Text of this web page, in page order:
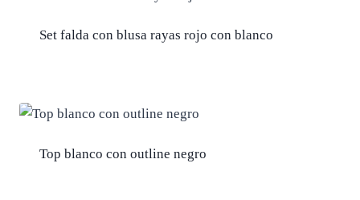
Set falda con blusa rayas rojo con blanco
Top blanco con outline negro